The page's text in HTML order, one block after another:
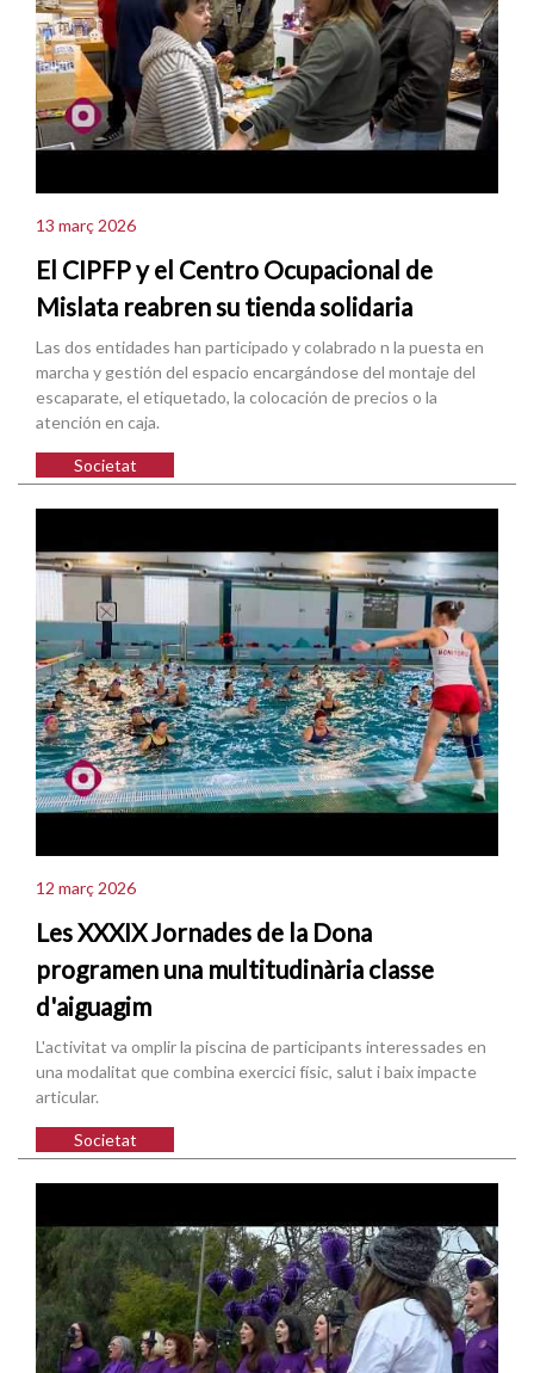
13 març 2026
El CIPFP y el Centro Ocupacional de
Mislata reabren su tienda solidaria
Las dos entidades han participado y colabrado n la puesta en
marcha y gestión del espacio encargándose del montaje del
escaparate, el etiquetado, la colocación de precios o la
atención en caja.
Societat
12 març 2026
Les XXXIX Jornades de la Dona
programen una multitudinària classe
d'aiguagim
L'activitat va omplir la piscina de participants interessades en
una modalitat que combina exercici físic, salut i baix impacte
articular.
Societat